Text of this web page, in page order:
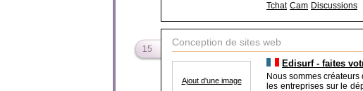
Tchat Cam Discussions
15
Conception de sites web
Ajout d'une image
Edisurf - faites
Nous sommes
les entreprises sur le